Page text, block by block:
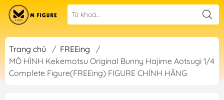
Trang chủ / FREEing
/
MÔ HÌNH Kekemotsu Original Bunny Hajime Aotsugi 1/4
Complete Figure(FREEing) FIGURE CHÍNH HÃNG